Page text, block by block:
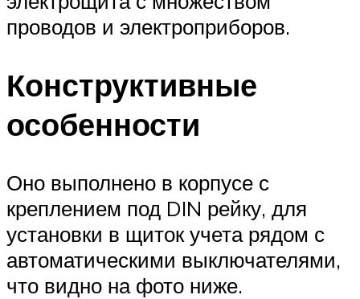
проводов и электроприборов.
Конструктивные
особенности
Оно выполнено в корпусе с
креплением под DIN рейку, для
установки в щиток учета рядом с
автоматическими выключателями,
что видно на фото ниже.